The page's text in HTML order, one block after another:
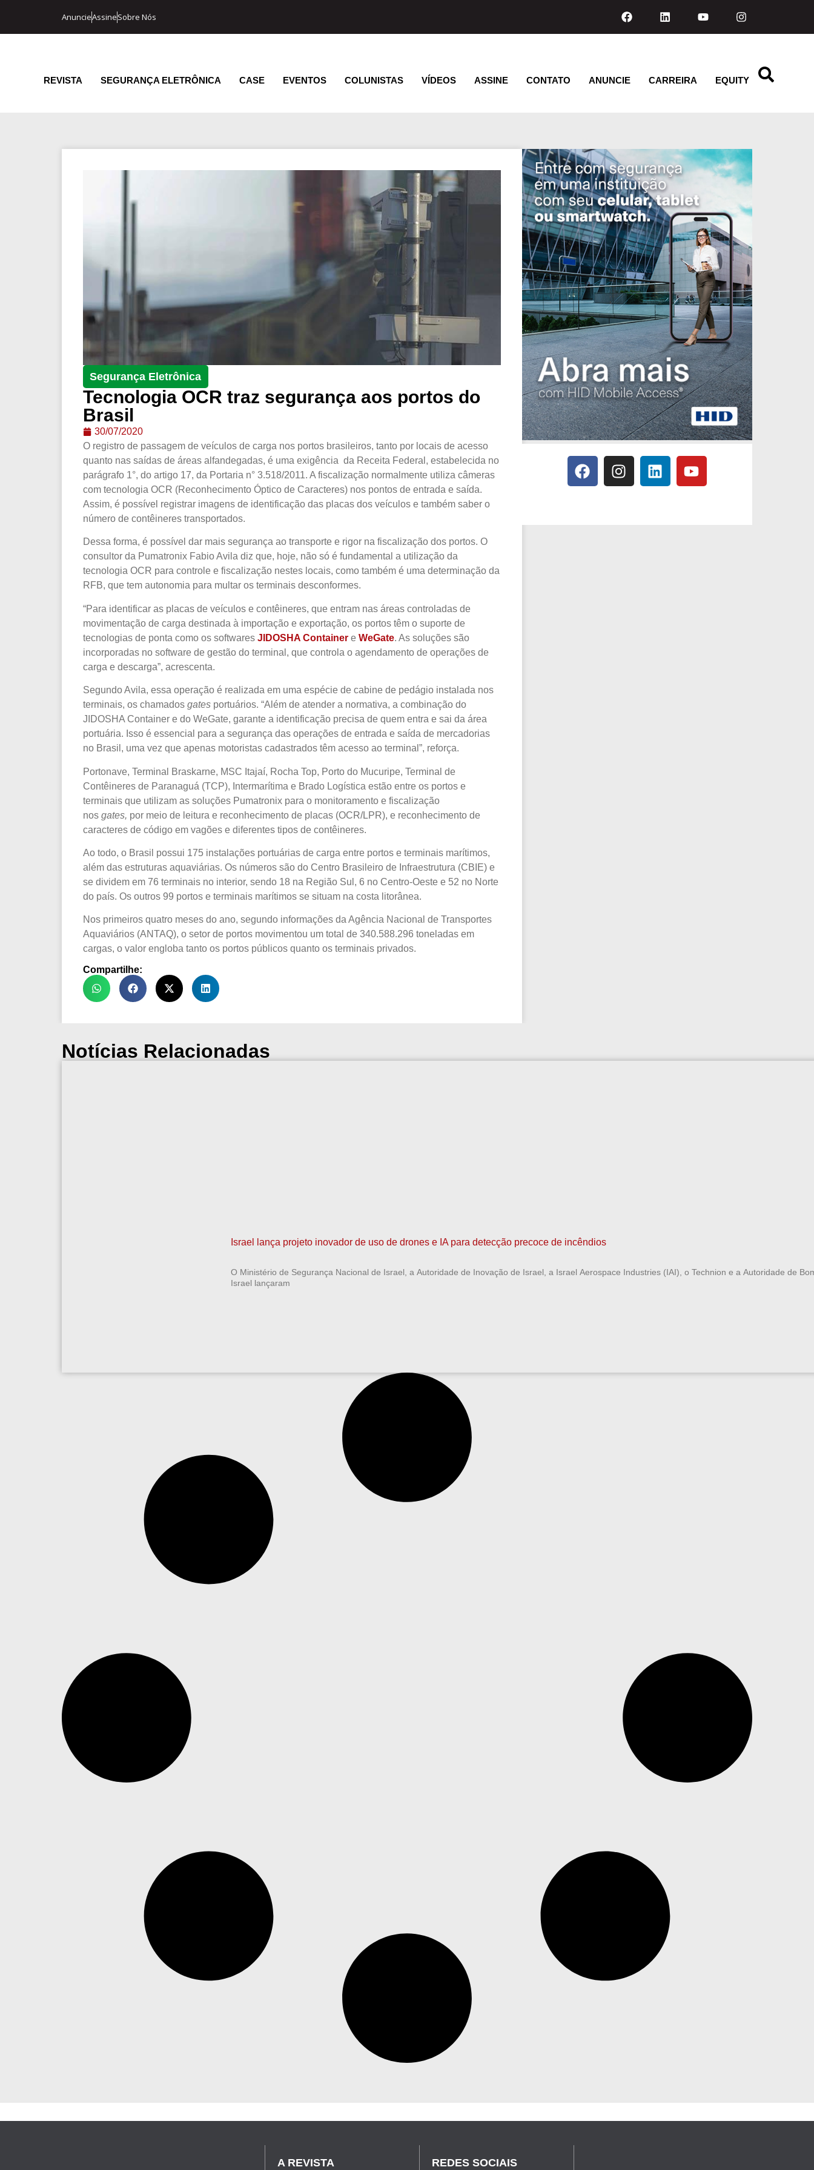
AnuncieAssineSobre Nós
REVISTA SEGURANÇA ELETRÔNICA CASE EVENTOS COLUNISTAS VÍDEOS ASSINE CONTATO ANUNCIE CARREIRA EQUITY
Segurança Eletrônica
Tecnologia OCR traz segurança aos portos do
Brasil
30/07/2020
O registro de passagem de veículos de carga nos portos brasileiros, tanto por locais de acesso
quanto nas saídas de áreas alfandegadas, é uma exigência da Receita Federal, estabelecida no
parágrafo 1°, do artigo 17, da Portaria n° 3.518/2011. A fiscalização normalmente utiliza câmeras
com tecnologia OCR (Reconhecimento Óptico de Caracteres) nos pontos de entrada e saída.
Assim, é possível registrar imagens de identificação das placas dos veículos e também saber o
número de contêineres transportados.
Dessa forma, é possível dar mais segurança ao transporte e rigor na fiscalização dos portos. O
consultor da Pumatronix Fabio Avila diz que, hoje, não só é fundamental a utilização da
tecnologia OCR para controle e fiscalização nestes locais, como também é uma determinação da
RFB, que tem autonomia para multar os terminais desconformes.
“Para identificar as placas de veículos e contêineres, que entram nas áreas controladas de
movimentação de carga destinada à importação e exportação, os portos têm o suporte de
tecnologias de ponta como os softwares JIDOSHA Container e WeGate. As soluções são
incorporadas no software de gestão do terminal, que controla o agendamento de operações de
carga e descarga”, acrescenta.
Segundo Avila, essa operação é realizada em uma espécie de cabine de pedágio instalada nos
terminais, os chamados gates portuários. “Além de atender a normativa, a combinação do
JIDOSHA Container e do WeGate, garante a identificação precisa de quem entra e sai da área
portuária. Isso é essencial para a segurança das operações de entrada e saída de mercadorias
no Brasil, uma vez que apenas motoristas cadastrados têm acesso ao terminal”, reforça.
Portonave, Terminal Braskarne, MSC Itajaí, Rocha Top, Porto do Mucuripe, Terminal de
Contêineres de Paranaguá (TCP), Intermarítima e Brado Logística estão entre os portos e
terminais que utilizam as soluções Pumatronix para o monitoramento e fiscalização
nos gates, por meio de leitura e reconhecimento de placas (OCR/LPR), e reconhecimento de
caracteres de código em vagões e diferentes tipos de contêineres.
Ao todo, o Brasil possui 175 instalações portuárias de carga entre portos e terminais marítimos,
além das estruturas aquaviárias. Os números são do Centro Brasileiro de Infraestrutura (CBIE) e
se dividem em 76 terminais no interior, sendo 18 na Região Sul, 6 no Centro-Oeste e 52 no Norte
do país. Os outros 99 portos e terminais marítimos se situam na costa litorânea.
Nos primeiros quatro meses do ano, segundo informações da Agência Nacional de Transportes
Aquaviários (ANTAQ), o setor de portos movimentou um total de 340.588.296 toneladas em
cargas, o valor engloba tanto os portos públicos quanto os terminais privados.
Compartilhe:
Notícias Relacionadas
Israel lança projeto inovador de uso de drones e IA para detecção precoce de incêndios
O Ministério de Segurança Nacional de Israel, a Autoridade de Inovação de Israel, a Israel Aerospace Industries (IAI), o Technion e a Autoridade de
Israel lançaram
A REVISTA REDES SOCIAIS